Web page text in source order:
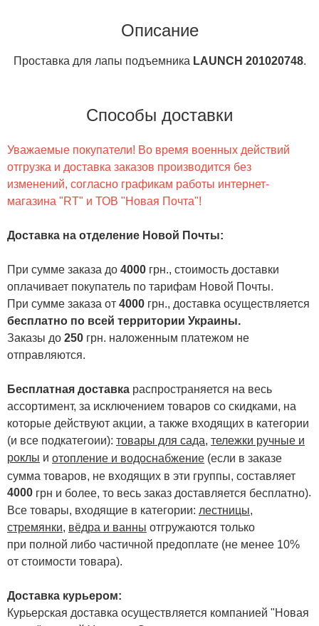
Описание
Проставка для лапы подъемника LAUNCH 201020748.
Способы доставки
Уважаемые покупатели! Во время военных действий
отгрузка и доставка заказов производится без
изменений, согласно графикам работы интернет-
магазина "RT" и ТОВ "Новая Почта"!
Доставка на отделение Новой Почты:
При сумме заказа до 4000 грн., стоимость доставки
оплачивает покупатель по тарифам Новой Почты.
При сумме заказа от 4000 грн., доставка осуществляется
бесплатно по всей территории Украины.
Заказы до 250 грн. наложенным платежом не
отправляются.
Бесплатная доставка распространяется на весь
ассортимент, за исключением товаров со скидками, на
которые действуют акции, а также входящих в категории
(и все подкатегоии): товары для сада, тележки ручные и
роклы и отопление и водоснабжение (если в заказе
сумма товаров, не входящих в эти группы, составляет
4000 грн и более, то весь заказ доставляется бесплатно).
Все товары, входящие в категории: лестницы,
стремянки, вёдра и ванны отгружаются только
при полной либо частичной предоплате (не менее 10%
от стоимости товара).
Доставка курьером:
Курьерская доставка осуществляется компанией "Новая